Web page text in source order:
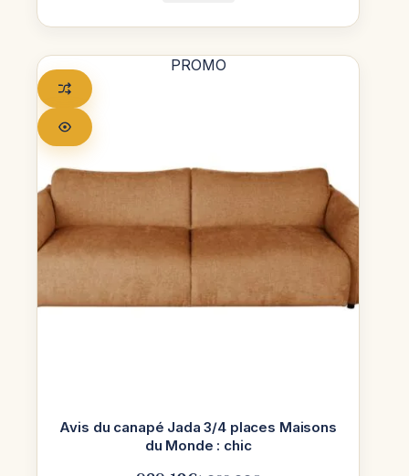
PROMO
Avis du canapé Jada 3/4 places Maisons
du Monde : chic